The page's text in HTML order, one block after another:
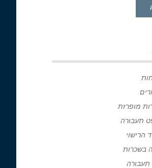
מופרזת
תעבורה
הרישוי
בשכרות
תעבורה